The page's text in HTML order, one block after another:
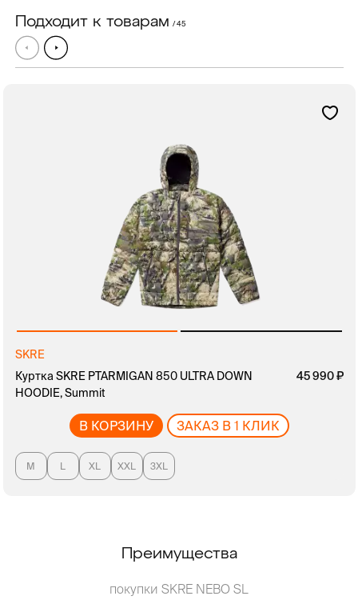
Подходит к товарам / 45
SKRE
Куртка SKRE PTARMIGAN 850 ULTRA DOWN
HOODIE, Summit
45 990
В КОРЗИНУ ЗАКАЗ В 1 КЛИК
M XL XXL 3XL
Преимущества
покупки SKRE NEBO SL